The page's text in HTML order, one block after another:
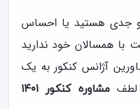
جدی هستید یا احساس
با همسالان خود ندارید
آژانس کنکور به یک
لطفمشاوره کنکور ۱۴۰۱